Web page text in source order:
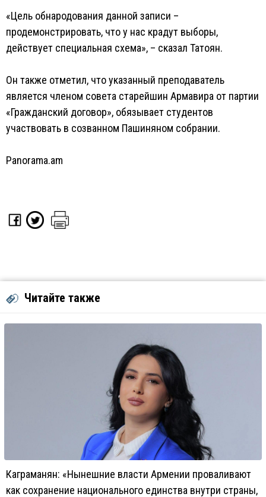
«Цель обнародования данной записи –
продемонстрировать, что у нас крадут выборы,
действует специальная схема», – сказал Татоян.
Он также отметил, что указанный преподаватель
является членом совета старейшин Армавира от партии
«Гражданский договор», обязывает студентов
участвовать в созванном Пашиняном собрании.
Panorama.am
Читайте также
Каграманян: «Нынешние власти Армении проваливают
как сохранение национального единства внутри страны,